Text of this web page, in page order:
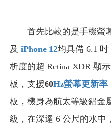
首先比較的是手機螢幕
及 iPhone 12均具備 6.1 吋
析度的超 Retina XDR 顯
板，支援60Hz螢幕更新率
板，機身為航太等級鋁金
級，在深達 6 公尺的水中